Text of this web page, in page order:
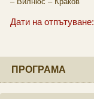
Дати на отпътуване:
ПРОГРАМА